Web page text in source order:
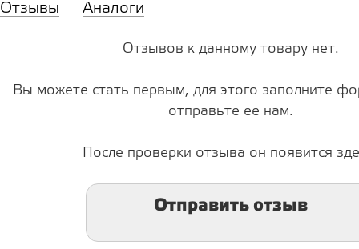
Отзывы Аналоги
Отзывов к данному товару нет.
Вы можете стать первым, для этого заполните
отправьте ее нам.
После проверки отзыва он появится
Отправить отзыв